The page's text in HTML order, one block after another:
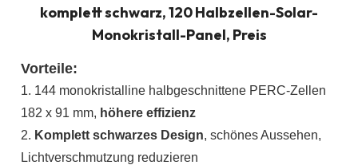
komplett schwarz, 120 Halbzellen-Solar-
Monokristall-Panel, Preis
Vorteile:
1. 144 monokristalline halbgeschnittene PERC-Zellen
182 x 91 mm, höhere effizienz
2. Komplett schwarzes Design, schönes Aussehen,
Lichtverschmutzung reduzieren